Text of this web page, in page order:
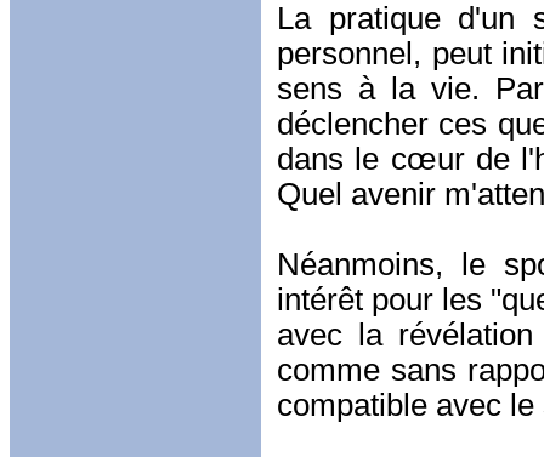
La pratique d'un
personnel, peut
sens à la vie.
déclencher ces
dans le cœur de
Quel avenir
Néanmoins, le
intérêt pour les
avec la
comme sans
compatible avec le